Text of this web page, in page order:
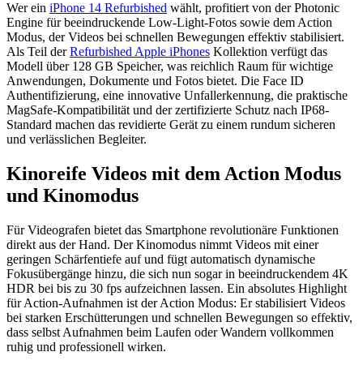
Wer ein iPhone 14 Refurbished wählt, profitiert von der Photonic
Engine für beeindruckende Low-Light-Fotos sowie dem Action
Modus, der Videos bei schnellen Bewegungen effektiv stabilisiert.
Als Teil derRefurbished Apple iPhones Kollektion verfügt das
Modell über 128 GB Speicher, was reichlich Raum für wichtige
Anwendungen, Dokumente und Fotos bietet. Die Face ID
Authentifizierung, eine innovative Unfallerkennung, die praktische
MagSafe-Kompatibilität und der zertifizierte Schutz nach IP68-
Standard machen das revidierte Gerät zu einem rundum sicheren
und verlässlichen Begleiter.
Kinoreife Videos mit dem Action Modus
und Kinomodus
Für Videografen bietet das Smartphone revolutionäre Funktionen
direkt aus der Hand. Der Kinomodus nimmt Videos mit einer
geringen Schärfentiefe auf und fügt automatisch dynamische
Fokusübergänge hinzu, die sich nun sogar in beeindruckendem 4K
HDR bei bis zu 30 fps aufzeichnen lassen. Ein absolutes Highlight
für Action-Aufnahmen ist der Action Modus: Er stabilisiert Videos
bei starken Erschütterungen und schnellen Bewegungen so effektiv,
dass selbst Aufnahmen beim Laufen oder Wandern vollkommen
ruhig und professionell wirken.